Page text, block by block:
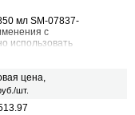
мл SM-07837-
с
использовать
цена,
шт.